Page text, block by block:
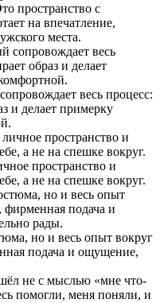
пространство с
на впечатление,
места.
весь процесс:
и делает примерку
пространство и
а не на спешке вокруг.
но и весь опыт вокруг
подача и ощущение,